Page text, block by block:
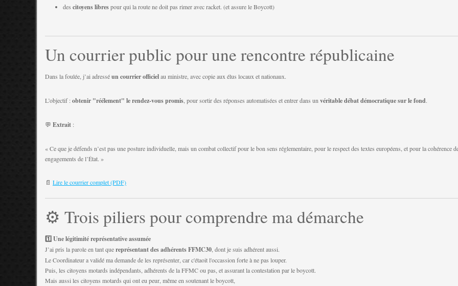
des citoyens librespour qui la route ne doit pas rimer avec racket. (et assure le Boycott)
Un courrier public pour une rencontre républicaine
Dans la foulée, j’ai adresséun courrier officielau ministre, avec copie aux élus locaux et nationaux.
L’objectif :obtenir "réélement" le rendez-vous promis , pour sortir des réponses automatisées et entrer dans un véritable débat démocratique sur le fond.
💬 Extrait :
« Ce que je défends n’est pas une posture individuelle, mais un combat collectif pour le bon sens réglementaire, pour le respect des textes européens, et pour la cohérence
engagements de l’État. »
📄 Lire le courrier complet (PDF)
⚙️ Trois piliers pour comprendre ma démarche
1️⃣ Une légitimité représentative assumée
J’ai pris la parole en tant quereprésentant des adhérents FFMC30 , dont je suis adhérent aussi.
Le Coordinateur a validé ma demande de les représenter, car c'étaoit l'occassion forte à ne pas louper.
Puis, les citoyens motards indépendants, adhérents de la FFMC ou pas, et assurant la contestation par le boycott.
Mais aussi les citoyens motards qui ont eu peur, même en soutenant le boycott,